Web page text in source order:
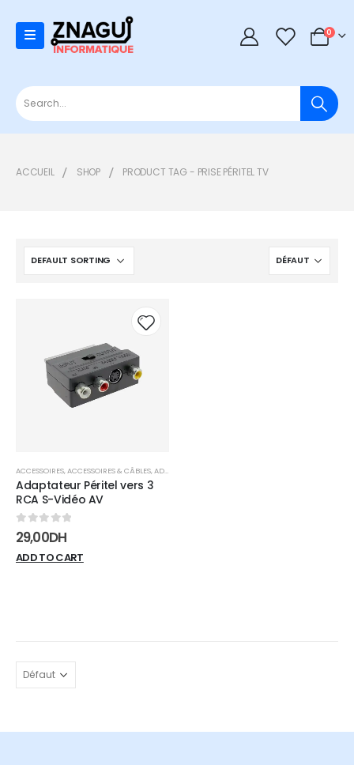
0 0
ACCUEIL SHOP PRODUCT TAG - PRISE PÉRITEL TV
Add to
wishlist
ACCESSOIRES, ACCESSOIRES & CÂBLES, ADAPTATEURS
Adaptateur Péritel vers 3
RCA S-Vidéo AV
0sur 5
29,00DH
ADD TO CART